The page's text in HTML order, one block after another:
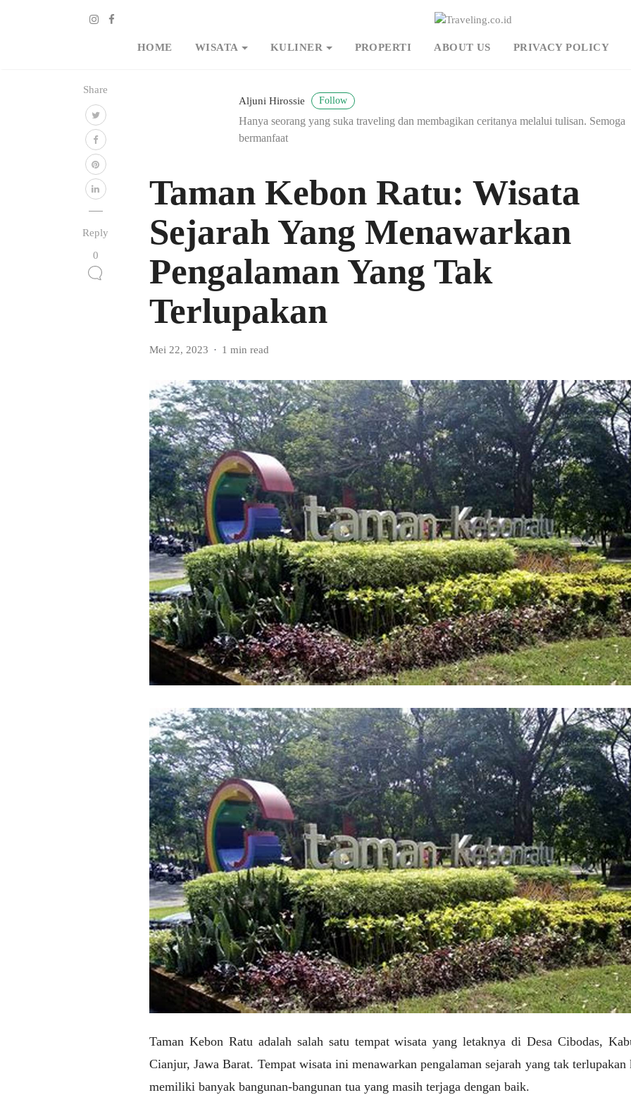
HOME WISATA KULINER PROPERTI ABOUT US PRIVACY POLICY
Share
Reply
0
Aljuni Hirossie Follow
Hanya seorang yang suka traveling dan membagikan ceritanya melalui tulisan. Semoga
bermanfaat
Taman Kebon Ratu: Wisata
Sejarah Yang Menawarkan
Pengalaman Yang Tak
Terlupakan
Mei 22, 2023 1 min read
Taman Kebon Ratu adalah salah satu tempat wisata yang letaknya di Desa Cibodas,
Cianjur, Jawa Barat. Tempat wisata ini menawarkan pengalaman sejarah yang tak terlupakan
memiliki banyak bangunan-bangunan tua yang masih terjaga dengan baik.